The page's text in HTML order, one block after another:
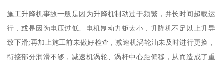
施工升降机事故一般是因为升降机制动过于频繁，并长时间超载运
行，或是因为电压过低、电机制动力矩太小，升降机不足以上升导
致下滑;再加上施工前未做好检查，减速机涡轮油未及时进行更换，
衔接部分润滑不够，减速机涡轮、涡杆中心距偏移，从而造成了重